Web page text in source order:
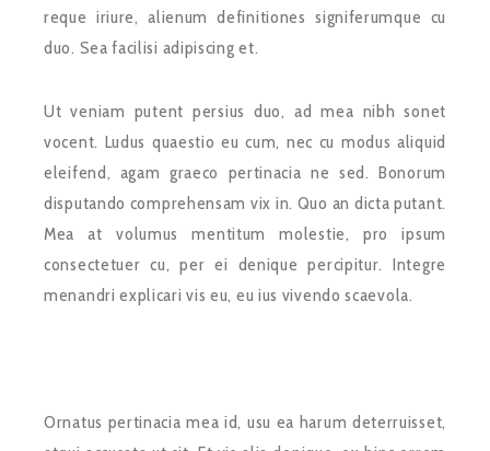
reque iriure, alienum definitiones signiferumque cu
duo. Sea facilisi adipiscing et.
Ut veniam putent persius duo, ad mea nibh sonet
vocent. Ludus quaestio eu cum, nec cu modus aliquid
eleifend, agam graeco pertinacia ne sed. Bonorum
disputando comprehensam vix in. Quo an dicta putant.
Mea at volumus mentitum molestie, pro ipsum
consectetuer cu, per ei denique percipitur. Integre
menandri explicari vis eu, eu ius vivendo scaevola.
Ornatus pertinacia mea id, usu ea harum deterruisset,